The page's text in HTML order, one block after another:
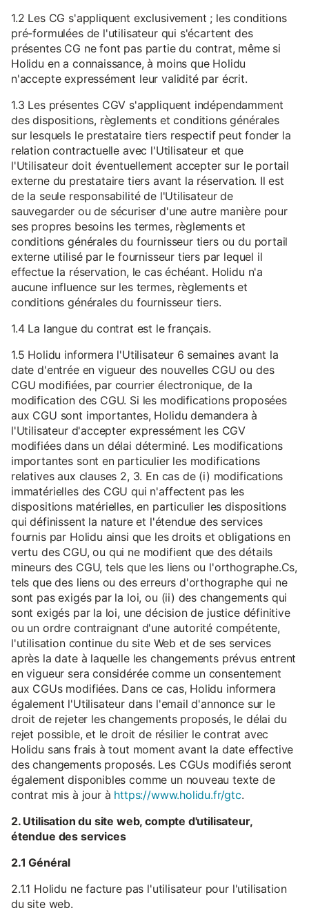
1.2 Les CG s'appliquent exclusivement ; les conditions
pré-formulées de l'utilisateur qui s'écartent des
présentes CG ne font pas partie du contrat, même si
Holidu en a connaissance, à moins que Holidu
n'accepte expressément leur validité par écrit.
1.3 Les présentes CGV s'appliquent indépendamment
des dispositions, règlements et conditions générales
sur lesquels le prestataire tiers respectif peut fonder la
relation contractuelle avec l'Utilisateur et que
l'Utilisateur doit éventuellement accepter sur le portail
externe du prestataire tiers avant la réservation. Il est
de la seule responsabilité de l'Utilisateur de
sauvegarder ou de sécuriser d'une autre manière pour
ses propres besoins les termes, règlements et
conditions générales du fournisseur tiers ou du portail
externe utilisé par le fournisseur tiers par lequel il
effectue la réservation, le cas échéant. Holidu n'a
aucune influence sur les termes, règlements et
conditions générales du fournisseur tiers.
1.4 La langue du contrat est le français.
1.5 Holidu informera l'Utilisateur 6 semaines avant la
date d'entrée en vigueur des nouvelles CGU ou des
CGU modifiées, par courrier électronique, de la
modification des CGU. Si les modifications proposées
aux CGU sont importantes, Holidu demandera à
l'Utilisateur d'accepter expressément les CGV
modifiées dans un délai déterminé. Les modifications
importantes sont en particulier les modifications
relatives aux clauses 2, 3. En cas de (i) modifications
immatérielles des CGU qui n'affectent pas les
dispositions matérielles, en particulier les dispositions
qui définissent la nature et l'étendue des services
fournis par Holidu ainsi que les droits et obligations en
vertu des CGU, ou qui ne modifient que des détails
mineurs des CGU, tels que les liens ou l'orthographe.Cs,
tels que des liens ou des erreurs d'orthographe qui ne
sont pas exigés par la loi, ou (ii) des changements qui
sont exigés par la loi, une décision de justice définitive
ou un ordre contraignant d'une autorité compétente,
l'utilisation continue du site Web et de ses services
après la date à laquelle les changements prévus entrent
en vigueur sera considérée comme un consentement
aux CGUs modifiées. Dans ce cas, Holidu informera
également l'Utilisateur dans l'email d'annonce sur le
droit de rejeter les changements proposés, le délai du
rejet possible, et le droit de résilier le contrat avec
Holidu sans frais à tout moment avant la date effective
des changements proposés. Les CGUs modifiés seront
également disponibles comme un nouveau texte de
contrat mis à jour à https://www.holidu.fr/gtc.
2. Utilisation du site web, compte d'utilisateur,
étendue des services
2.1 Général
2.1.1 Holidu ne facture pas l'utilisateur pour l'utilisation
du site web.